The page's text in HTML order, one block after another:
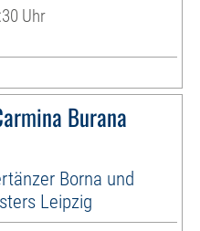
Uhr
Burana
Borna und
Leipzig